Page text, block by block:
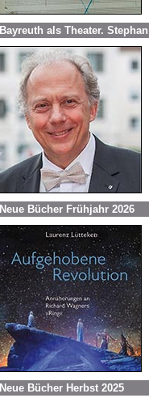
Bayreuth als Theater.
Neue Bücher Frühjahr 2026
Neue Bücher Herbst 2025